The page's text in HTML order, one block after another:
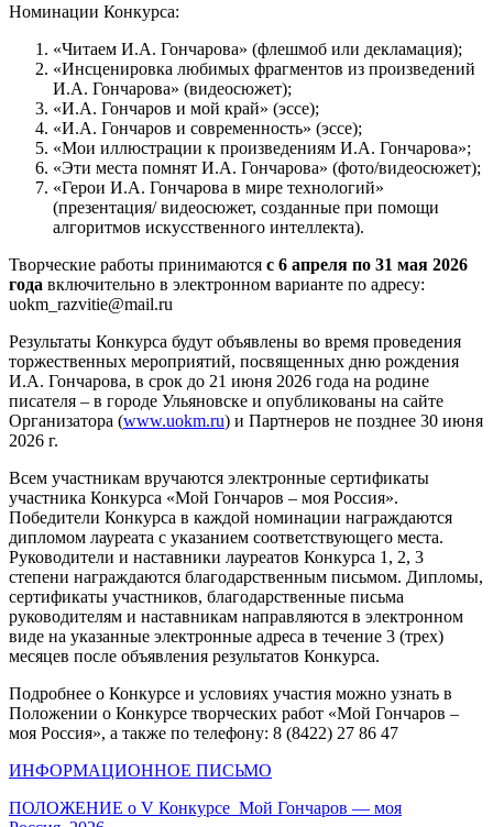
Номинации Конкурса:
«Читаем И.А. Гончарова» (флешмоб или декламация);
«Инсценировка любимых фрагментов из произведений
И.А. Гончарова» (видеосюжет);
«И.А. Гончаров и мой край» (эссе);
«И.А. Гончаров и современность» (эссе);
«Мои иллюстрации к произведениям И.А. Гончарова»;
«Эти места помнят И.А. Гончарова» (фото/видеосюжет);
«Герои И.А. Гончарова в мире технологий»
(презентация/ видеосюжет, созданные при помощи
алгоритмов искусственного интеллекта).
Творческие работы принимаются с 6 апреля по 31 мая 2026
года включительно в электронном варианте по адресу:
uokm_razvitie@mail.ru
Результаты Конкурса будут объявлены во время проведения
торжественных мероприятий, посвященных дню рождения
И.А. Гончарова, в срок до 21 июня 2026 года на родине
писателя – в городе Ульяновске и опубликованы на сайте
Организатора (www.uokm.ru) и Партнеров не позднее 30 июня
2026 г.
Всем участникам вручаются электронные сертификаты
участника Конкурса «Мой Гончаров – моя Россия».
Победители Конкурса в каждой номинации награждаются
дипломом лауреата с указанием соответствующего места.
Руководители и наставники лауреатов Конкурса 1, 2, 3
степени награждаются благодарственным письмом. Дипломы,
сертификаты участников, благодарственные письма
руководителям и наставникам направляются в электронном
виде на указанные электронные адреса в течение 3 (трех)
месяцев после объявления результатов Конкурса.
Подробнее о Конкурсе и условиях участия можно узнать в
Положении о Конкурсе творческих работ «Мой Гончаров –
моя Россия», а также по телефону: 8 (8422) 27 86 47
ИНФОРМАЦИОННОЕ ПИСЬМО
ПОЛОЖЕНИЕ о V Конкурсе_Мой Гончаров — моя